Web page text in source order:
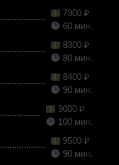
7900 ₽
60 мин.
8300 ₽
80 мин.
8400 ₽
90 мин.
9000 ₽
100 мин.
9500 ₽
90 мин.